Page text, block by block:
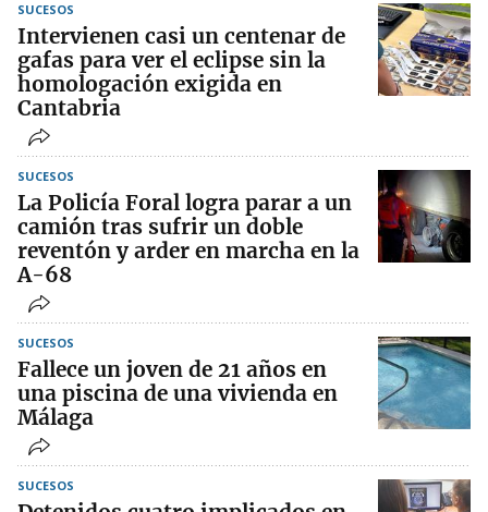
SUCESOS
Intervienen casi un centenar de
gafas para ver el eclipse sin la
homologación exigida en
Cantabria
SUCESOS
La Policía Foral logra parar a un
camión tras sufrir un doble
reventón y arder en marcha en la
A-68
SUCESOS
Fallece un joven de 21 años en
una piscina de una vivienda en
Málaga
SUCESOS